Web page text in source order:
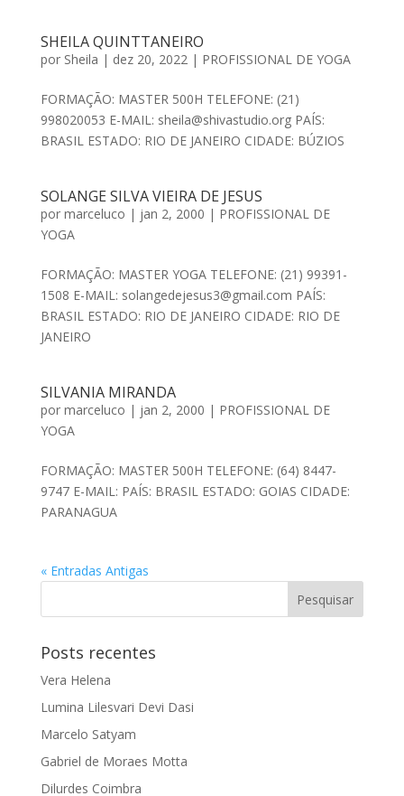
SHEILA QUINTTANEIRO
por Sheila | dez 20, 2022| PROFISSIONAL DE YOGA
FORMAÇÃO: MASTER 500H TELEFONE: (21)
998020053 E-MAIL: sheila@shivastudio.org PAÍS:
BRASIL ESTADO: RIO DE JANEIRO CIDADE: BÚZIOS
SOLANGE SILVA VIEIRA DE JESUS
por marceluco | jan 2, 2000 | PROFISSIONAL DE
YOGA
FORMAÇÃO: MASTER YOGA TELEFONE: (21) 99391-
1508 E-MAIL: solangedejesus3@gmail.com PAÍS:
BRASIL ESTADO: RIO DE JANEIRO CIDADE: RIO DE
JANEIRO
SILVANIA MIRANDA
por marceluco | jan 2, 2000 | PROFISSIONAL DE
YOGA
FORMAÇÃO: MASTER 500H TELEFONE: (64) 8447-
9747 E-MAIL: PAÍS: BRASIL ESTADO: GOIAS CIDADE:
PARANAGUA
« Entradas Antigas
Posts recentes
Vera Helena
Lumina Lilesvari Devi Dasi
Marcelo Satyam
Gabriel de Moraes Motta
Dilurdes Coimbra